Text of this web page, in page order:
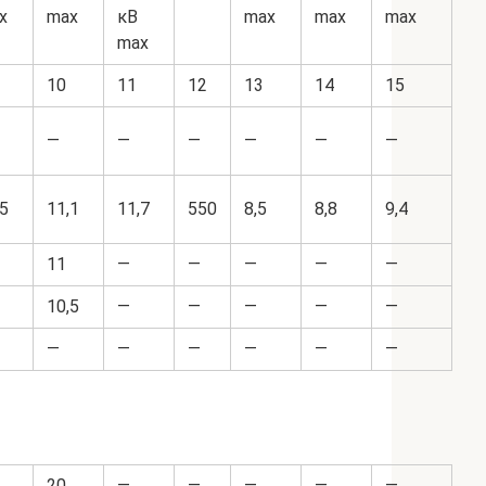
max
кВ
max
max
max
max
10 11 12 13 14 15
— — — — — —
11,1 11,7 550 8,5 8,8 9,4
11 — — — — —
10,5 — — — — —
— — — — — —